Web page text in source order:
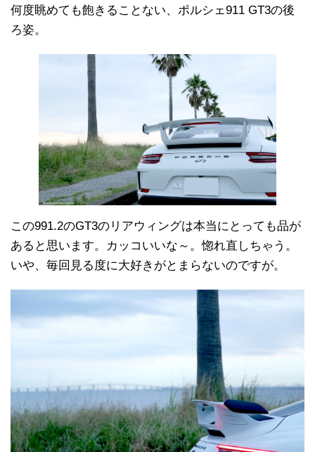
何度眺めても飽きることない、ポルシェ911 GT3の後
ろ姿。
この991.2のGT3のリアウィングは本当にとっても品が
あると思います。カッコいいな～。惚れ直しちゃう。
いや、毎回見る度に大好きがとまらないのですが。